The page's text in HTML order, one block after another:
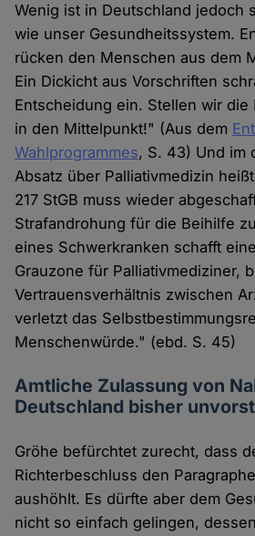
Wenig ist in Deutschland jedoch
wie unser Gesundheitssystem.
rücken den Menschen aus dem
Ein Dickicht aus Vorschriften
Entscheidung ein. Stellen wir
in den Mittelpunkt!" (Aus dem
Wahlprogrammes, S. 43) Und im
Absatz über Palliativmedizin
217 StGB muss wieder
Strafandrohung für die Beihilfe
eines Schwerkranken schafft
Grauzone für Palliativmediziner,
Vertrauensverhältnis zwischen
verletzt das
Menschenwürde." (ebd. S. 45)
Amtliche Zulassung von
Deutschland bisher
Gröhe befürchtet zurecht, dass
Richterbeschluss den
aushöhlt. Es dürfte aber dem
nicht so einfach gelingen,